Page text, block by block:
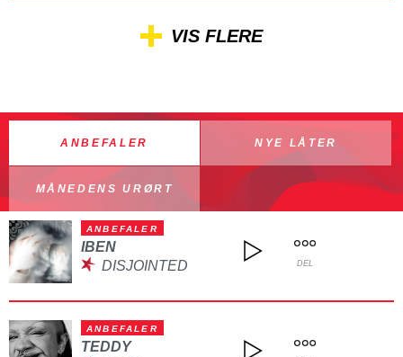
VIS FLERE
ANBEFALER NYE LÅTER
MÅNEDENS URØRT
ANBEFALER
IBEN
DISJOINTED
DEL
ANBEFALER
TEDDY